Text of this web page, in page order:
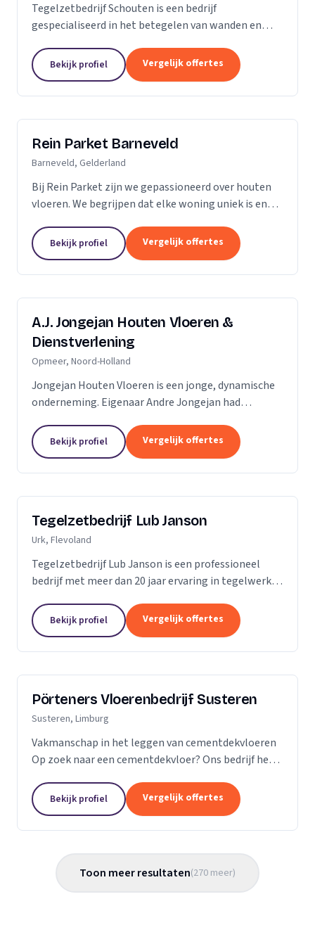
Tegelzetbedrijf Schouten is een bedrijf
gespecialiseerd in het betegelen van wanden en
bedrijven als particulieren. Nieuwbouw- of
renovatieprojecten,...
Bekijk profiel Vergelijk offertes
Rein Parket Barneveld
Barneveld, Gelderland
Bij Rein Parket zijn we gepassioneerd over houten
vloeren. We begrijpen dat elke woning uniek is en
past bij uw stijl en behoeften. Of u nu op zoek...
Bekijk profiel Vergelijk offertes
A.J. Jongejan Houten Vloeren &
Dienstverlening
Opmeer, Noord-Holland
Jongejan Houten Vloeren is een jonge, dynamische
onderneming. Eigenaar Andre Jongejan had
timmerbranche, toen hij in 2004 met zijn eigen
bedrijf van start ging....
Bekijk profiel Vergelijk offertes
Tegelzetbedrijf Lub Janson
Urk, Flevoland
Tegelzetbedrijf Lub Janson is een professioneel
bedrijf met meer dan 20 jaar ervaring in tegelwerk.
Bekijk profiel Vergelijk offertes
Pörteners Vloerenbedrijf Susteren
Susteren, Limburg
Vakmanschap in het leggen van cementdekvloeren
Op zoek naar een cementdekvloer? Ons bedrijf heeft
ervaring wat betreft woningbouw en utiliteitsbouw.
Bekijk profiel Vergelijk offertes
Toon meer resultaten(270 meer)